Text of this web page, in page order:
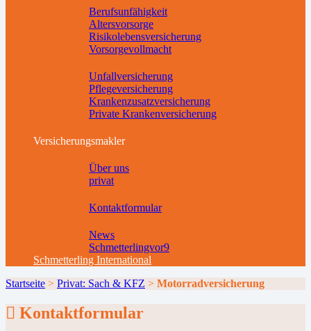
Berufsunfähigkeit
Altersvorsorge
Risikolebensversicherung
Vorsorgevollmacht
Unfallversicherung
Pflegeversicherung
Krankenzusatzversicherung
Private Krankenversicherung
Versicherungsmakler
Über uns
privat
Kontaktformular
News
Schmetterlingvor9
Schmetterling International
Startseite > Privat: Sach & KFZ > Motorradversicherung
Kontaktformular